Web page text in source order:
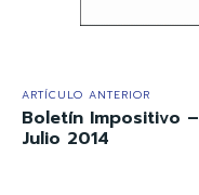
ARTÍCULO ANTERIOR
Boletín Impositivo –
Julio 2014